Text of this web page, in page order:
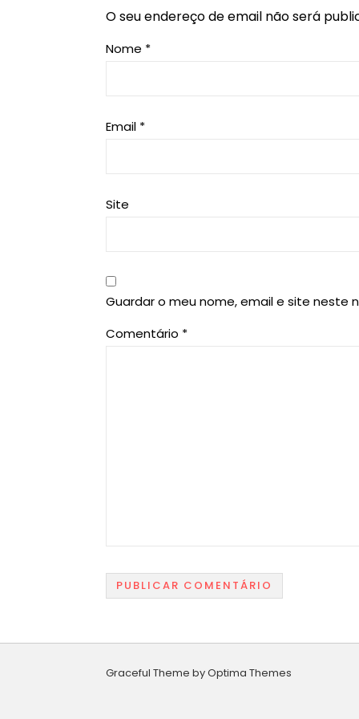
O seu endereço de email não será
Nome *
Email *
Site
Guardar o meu nome, email e site neste
Comentário *
Graceful Theme byOptima Themes